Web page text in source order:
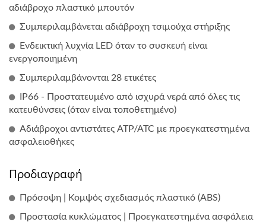
αδιάβροχο πλαστικό μπουτόν
Συμπεριλαμβάνεται αδιάβροχη τσιμούχα στήριξης
Ενδεικτική λυχνία LED όταν το συσκευή είναι
ενεργοποιημένη
Συμπεριλαμβάνονται 28 ετικέτες
IP66 - Προστατευμένο από ισχυρά νερά από όλες τις
κατευθύνσεις (όταν είναι τοποθετημένο)
Αδιάβροχοι αντιστάτες ATP/ATC με προεγκατεστημένα
ασφαλειοθήκες
Προδιαγραφή
Πρόσοψη | Κομψός σχεδιασμός πλαστικό (ABS)
Προστασία κυκλώματος | Προεγκατεστημένα ασφάλεια